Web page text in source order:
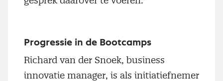
Progressie in de Bootcamps
Richard van der Snoek, business
innovatie manager, is als initiatiefnemer